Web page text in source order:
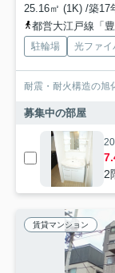
25.16㎡ (1K) /築17
都営大江戸線「
駐輪場 光ファイ
耐震・耐火構造の
募集中の部屋
2
賃貸マンション